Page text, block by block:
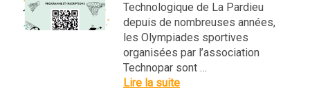
Technologique de La Pardieu
depuis de nombreuses années,
les Olympiades sportives
organisées par l’association
Technopar sont …
Lire la suite